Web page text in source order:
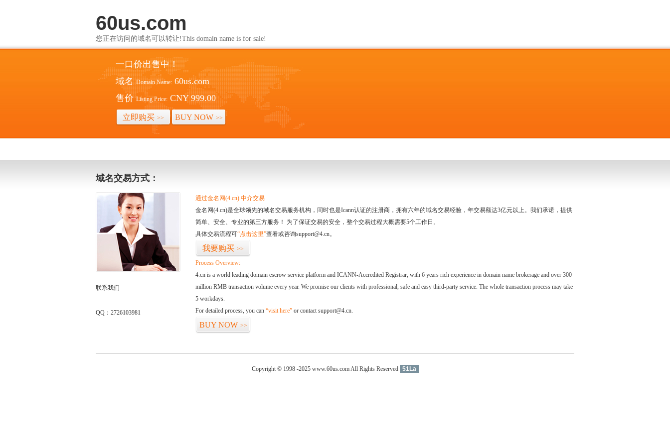
60us.com
您正在访问的域名可以转让!This domain name is for sale!
一口价出售中！
域名 Domain Name: 60us.com
售价 Listing Price: CNY 999.00
立即购买 >> BUY NOW >>
域名交易方式：
联系我们
QQ：2726103981
通过金名网(4.cn) 中介交易
金名网(4.cn)是全球领先的域名交易服务机构，同时也是Icann认证的注册商，拥有六年的域名交易经验，年交易额达3亿元以上。我们承诺，提供
简单、安全、专业的第三方服务！ 为了保证交易的安全，整个交易过程大概需要5个工作日。
具体交易流程可“点击这里”查看或咨询support@4.cn。
我要购买 >>
Process Overview:
4.cn is a world leading domain escrow service platform and ICANN-Accredited Registrar, with 6 years rich experience in domain name brokerage and over 300
million RMB transaction volume every year. We promise our clients with professional, safe and easy third-party service. The whole transaction process may take
5 workdays.
For detailed process, you can “visit here” or contact support@4.cn.
BUY NOW >>
Copyright © 1998 -2025 www.60us.com All Rights Reserved 51La